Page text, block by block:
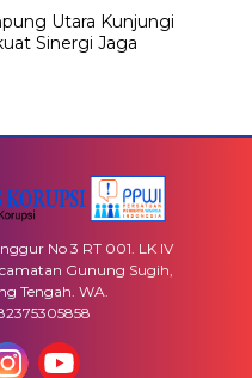
Utara Kunjungi
Sinergi Jaga
No 3 RT 001. LK IV
Gunung Sugih,
Tengah. WA.